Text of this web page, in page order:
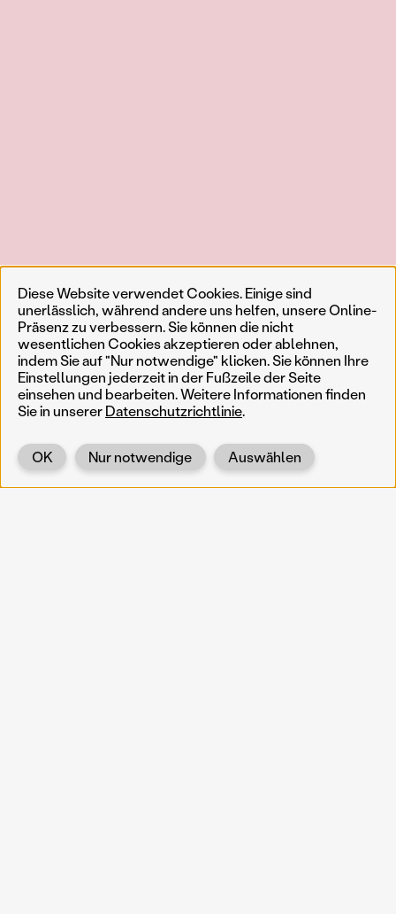
Diese Website verwendet Cookies. Einige sind
unerlässlich, während andere uns helfen, unsere Online-
Präsenz zu verbessern. Sie können die nicht
wesentlichen Cookies akzeptieren oder ablehnen,
indem Sie auf "Nur notwendige" klicken. Sie können Ihre
Einstellungen jederzeit in der Fußzeile der Seite
einsehen und bearbeiten. Weitere Informationen finden
Sie in unsererDatenschutzrichtlinie.
Auswählen
Nur notwendige
OK